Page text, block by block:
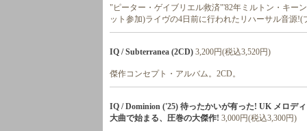
"ピーター・ゲイブリエル救済"'82年ミルトン・キー
ット参加)ライヴの4日前に行われたリハーサル音源!(
IQ / Subterranea (2CD) 3,200円(税込3,520円)
傑作コンセプト・アルバム。2CD。
IQ / Dominion ('25) 待ったかいが有った! UK メロデ
大曲で始まる、圧巻の大傑作! 3,000円(税込3,300円)